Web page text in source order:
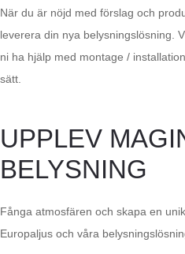
När du är nöjd med förslag och
leverera din nya belysningslösning.
ni ha hjälp med montage /
sätt.
UPPLEV
BELYSNING
Fånga atmosfären och skapa en
Europaljus och våra